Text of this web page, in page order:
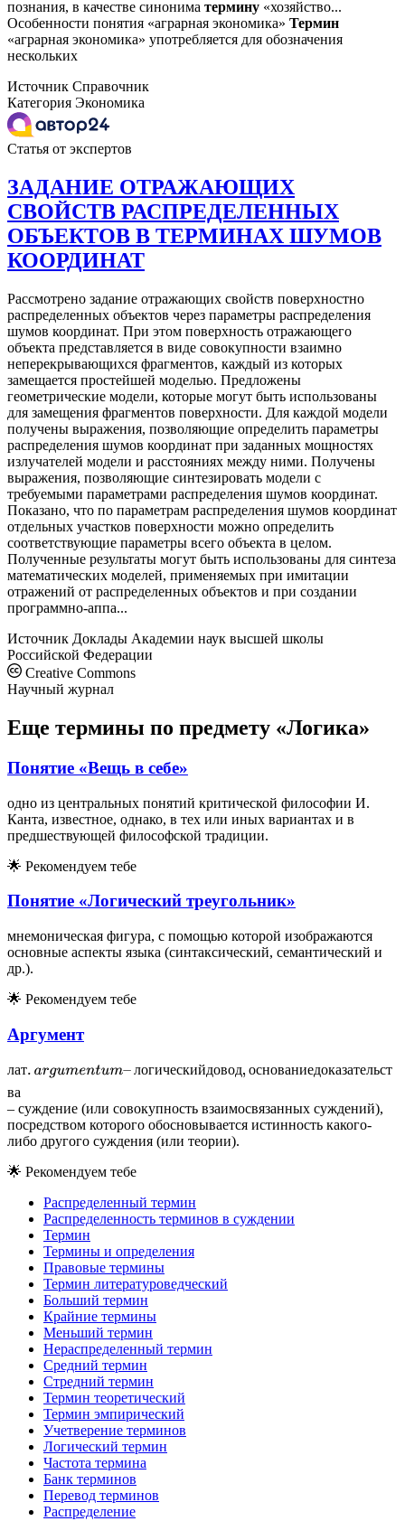
познания, в качестве синонима термину «хозяйство...
Особенности понятия «аграрная экономика» Термин
«аграрная экономика» употребляется для обозначения
нескольких
Источник Справочник
Категория Экономика
Статья от экспертов
ЗАДАНИЕ ОТРАЖАЮЩИХ
СВОЙСТВ РАСПРЕДЕЛЕННЫХ
ОБЪЕКТОВ В ТЕРМИНАХ ШУМОВ
КООРДИНАТ
Рассмотрено задание отражающих свойств поверхностно
распределенных объектов через параметры распределения
шумов координат. При этом поверхность отражающего
объекта представляется в виде совокупности взаимно
неперекрывающихся фрагментов, каждый из которых
замещается простейшей моделью. Предложены
геометрические модели, которые могут быть использованы
для замещения фрагментов поверхности. Для каждой модели
получены выражения, позволяющие определить параметры
распределения шумов координат при заданных мощностях
излучателей модели и расстояниях между ними. Получены
выражения, позволяющие синтезировать модели с
требуемыми параметрами распределения шумов координат.
Показано, что по параметрам распределения шумов координат
отдельных участков поверхности можно определить
соответствующие параметры всего объекта в целом.
Полученные результаты могут быть использованы для синтеза
математических моделей, применяемых при имитации
отражений от распределенных объектов и при создании
программно-аппа...
Источник Доклады Академии наук высшей школы
Российской Федерации
Creative Commons
Научный журнал
Еще термины по предмету «Логика»
Понятие «Вещь в себе»
одно из центральных понятий критической философии И.
Канта, известное, однако, в тех или иных вариантах и в
предшествующей философской традиции.
🌟 Рекомендуем тебе
Понятие «Логический треугольник»
мнемоническая фигура, с помощью которой изображаются
основные аспекты языка (синтаксический, семантический и
др.).
🌟 Рекомендуем тебе
Аргумент
лат логическийдовод основаниедоказательст
ва
лат.argumentum–логическийдовод,основаниедоказательства
– суждение (или совокупность взаимосвязанных суждений),
посредством которого обосновывается истинность какого-
либо другого суждения (или теории).
🌟 Рекомендуем тебе
Распределенный термин
Распределенность терминов в суждении
Термин
Термины и определения
Правовые термины
Термин литературоведческий
Больший термин
Крайние термины
Меньший термин
Нераспределенный термин
Средний термин
Стредний термин
Термин теоретический
Термин эмпирический
Учетверение терминов
Логический термин
Частота термина
Банк терминов
Перевод терминов
Распределение